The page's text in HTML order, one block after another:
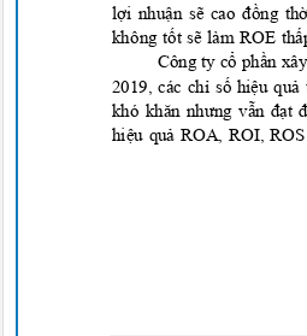
lợi nhuận sẽ cao đồng
không tốt sẽ làm ROE
Công ty cổ phần
2019, các chỉsốhiệu quả
khó khăn nhưng vẫn đạt
hiệu quả ROA, ROI,